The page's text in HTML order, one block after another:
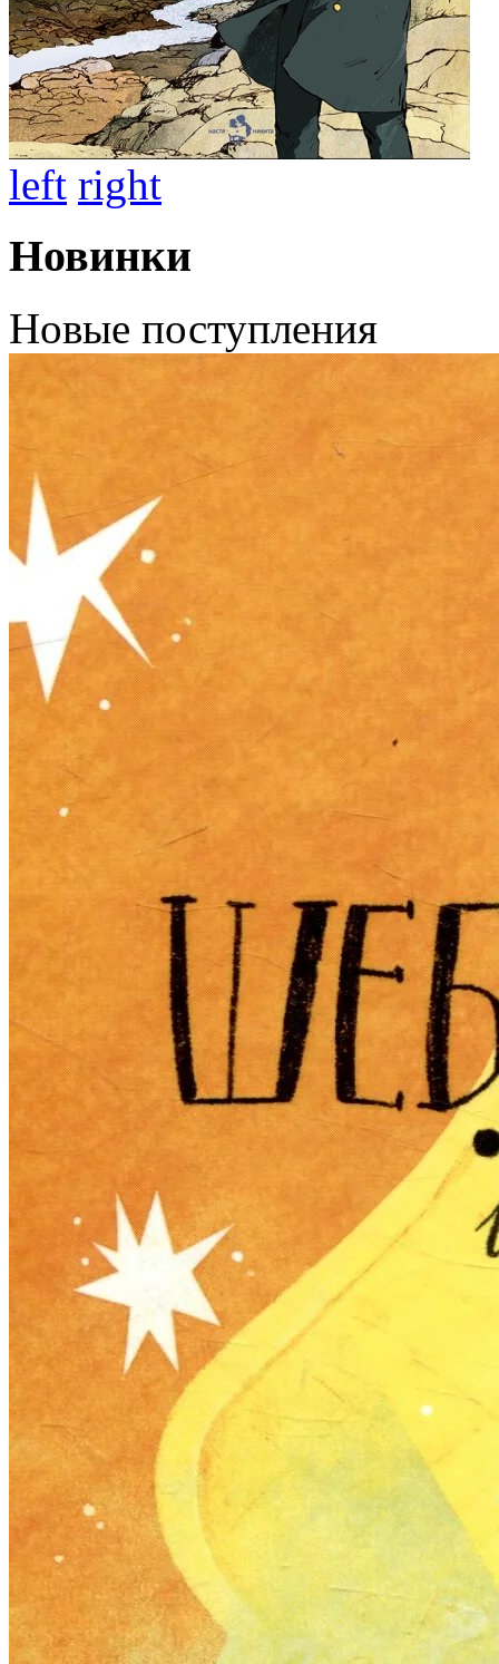
left right
Новинки
Новые поступления